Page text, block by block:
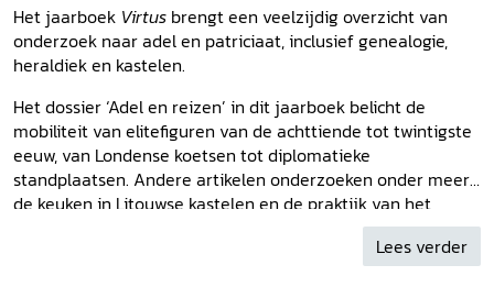
Het jaarboek Virtus brengt een veelzijdig overzicht van
onderzoek naar adel en patriciaat, inclusief genealogie,
heraldiek en kastelen.
Het dossier ‘Adel en reizen’ in dit jaarboek belicht de
mobiliteit van elitefiguren van de achttiende tot twintigste
eeuw, van Londense koetsen tot diplomatieke
standplaatsen. Andere artikelen onderzoeken onder meer
de keuken in Litouwse kastelen en de praktijk van het
Lees verder